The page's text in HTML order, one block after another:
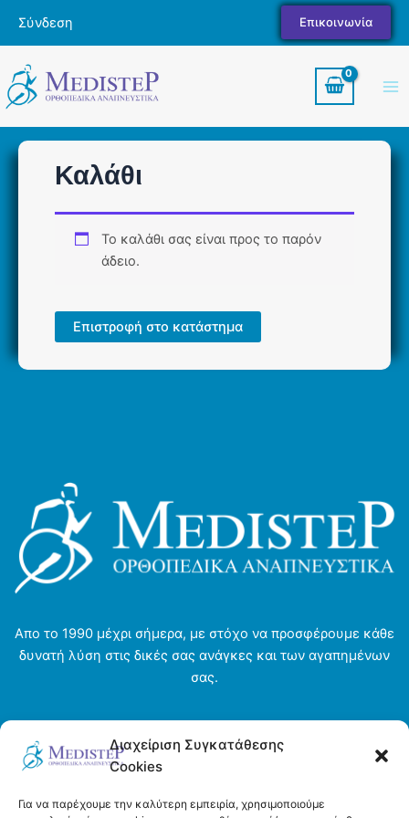
Διαχείριση Συγκατάθεσης
Cookies
Για να παρέχουμε την καλύτερη εμπειρία, χρησιμοποιούμε
στο
Σύνδεση Επικοινωνία
Καλάθι
Το καλάθι σας είναι προς το παρόν
άδειο.
Επιστροφή στο κατάστημα
Απο το 1990 μέχρι σήμερα, με στόχο να προσφέρουμε κάθε
δυνατή λύση στις δικές σας ανάγκες και των αγαπημένων
σας.
Ενοικιάσεις
Τρόποι πληρωμής και αποστολής